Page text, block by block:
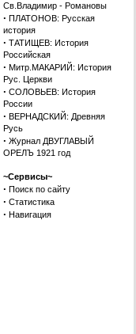
Св.Владимир - Романовы
· ПЛАТОНОВ: Русская
история
· ТАТИЩЕВ: История
Российская
· Митр.МАКАРИЙ: История
Рус. Церкви
· СОЛОВЬЕВ: История
России
· ВЕРНАДСКИЙ: Древняя
Русь
· Журнал ДВУГЛАВЫЙ
ОРЕЛЪ 1921 год
~Сервисы~
· Поиск по сайту
· Статистика
· Навигация